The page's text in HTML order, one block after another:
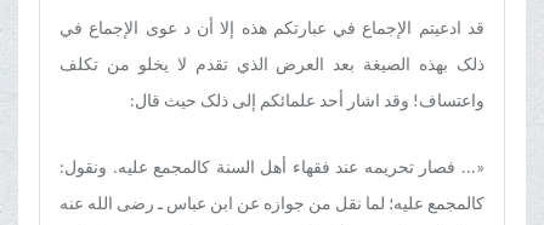
قد ادعیتم الإجماع في عبارتکم هذه إلا أن د عوی الإجماع في
ذلک بهذه الصیغة بعد العرض الذي تقدم لا یخلو من تکلف
واعتساف! وقد اشار أحد علمائکم إلی ذلک حیث قال:
«... فصار تحریمه عند فقهاء أهل السنة کالمجمع علیه. ونقول:
کالمجمع علیه؛ لما نقل من جوازه عن ابن عباس ـ رضی الله عنه